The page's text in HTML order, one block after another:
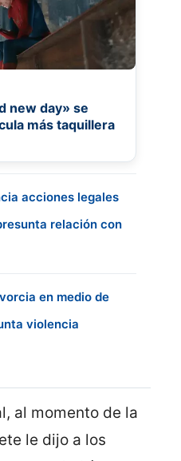
new day» se
más taquillera
acciones legales
relación con
en medio de
violencia
al momento de la
le dijo a los